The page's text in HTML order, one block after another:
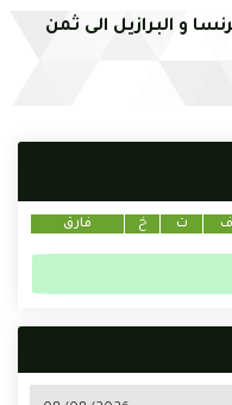
و البرازيل الى ثمن
ف ت خ فارق